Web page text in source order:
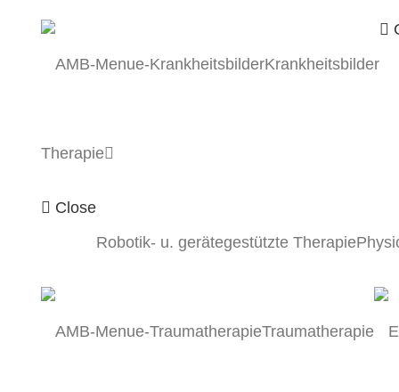
Krankheitsbilder
Therapie
Close
Robotik- u. gerätegestützte Therapie
Traumatherapie
Jetzt anrufen